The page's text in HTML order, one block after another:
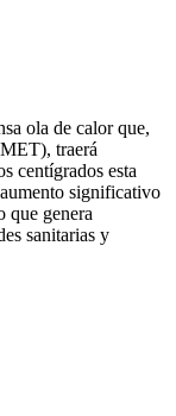
ola de calor que,
traerá
centígrados esta
significativo
que genera
sanitarias y